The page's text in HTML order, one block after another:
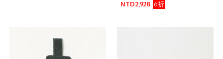
NTD2,928
6折